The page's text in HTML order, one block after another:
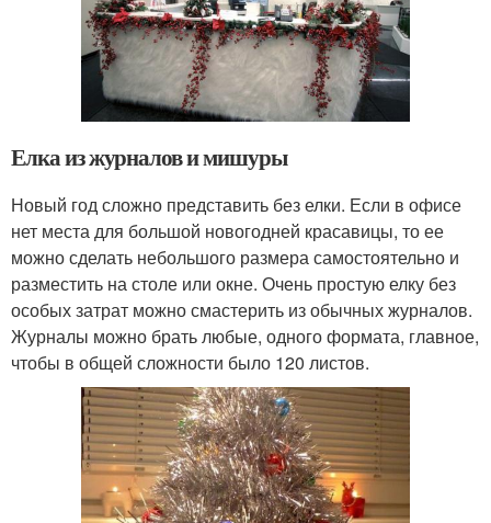
Елка из журналов и мишуры
Новый год сложно представить без елки. Если в офисе
нет места для большой новогодней красавицы, то ее
можно сделать небольшого размера самостоятельно и
разместить на столе или окне. Очень простую елку без
особых затрат можно смастерить из обычных журналов.
Журналы можно брать любые, одного формата, главное,
чтобы в общей сложности было 120 листов.